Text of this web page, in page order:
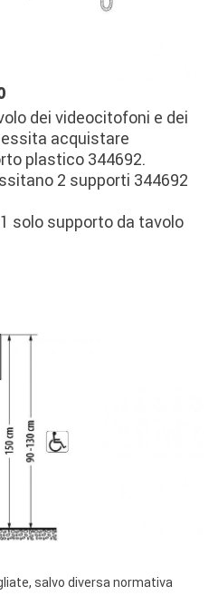
dei videocitofoni e dei
acquistare
plastico 344692.
2 supporti 344692
solo supporto da tavolo
salvo diversa normativa